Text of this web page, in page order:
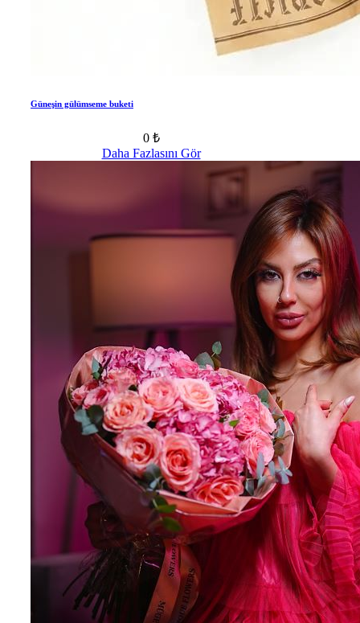
Güneşin gülümseme buketi
0 ₺
Daha Fazlasını Gör